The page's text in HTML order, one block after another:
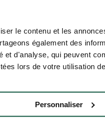
le contenu et les
également des
et d'analyse, qui peuvent
lors de votre utilisation
Personnaliser